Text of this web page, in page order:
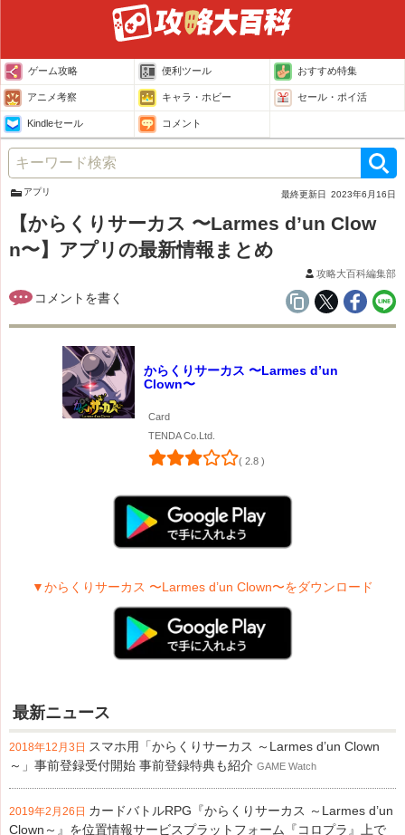
ゲーム攻略 便利ツール おすすめ特集
アニメ考察 キャラ・ホビー セール・ポイ活
Kindleセール コメント
アプリ 最終更新日 2023年6月16日
【からくりサーカス 〜Larmes d’un Clow
n〜】アプリの最新情報まとめ
攻略大百科編集部
からくりサーカス 〜Larmes d’un
Clown〜
Card
TENDA Co.Ltd.
( 2.8 )
▼からくりサーカス 〜Larmes d’un Clown〜をダウンロード
最新ニュース
2018年12月3日 スマホ用「からくりサーカス ～Larmes d’un Clown
～」事前登録受付開始 事前登録特典も紹介 GAME Watch
2019年2月26日 カードバトルRPG『からくりサーカス ～Larmes d’un
Clown～』を位置情報サービスプラットフォーム『コロプラ』上で